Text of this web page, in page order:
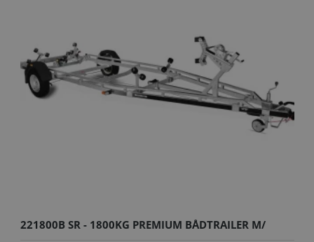
221800B SR - 1800KG PREMIUM BÅDTRAILER M/